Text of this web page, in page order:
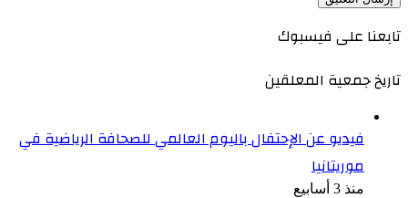
تابعنا على فيسبوك
تاريخ جمعية المعلقين
فيديو عن الإحتفال باليوم العالمي للصحافة الرياضية في
موريتانيا
منذ 3 أسابيع